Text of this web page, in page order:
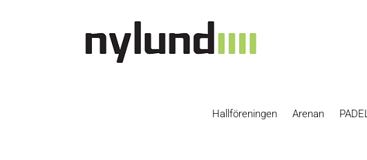
Hallföreningen Arenan PADEL